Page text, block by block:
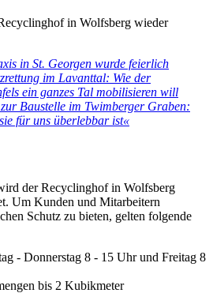
in Wolfsberg wieder
in St. Georgen wurde feierlich
im Lavanttal: Wie der
ein ganzes Tal mobilisieren will
Baustelle im Twimberger Graben:
für uns überlebbar ist«
der Recyclinghof in Wolfsberg
Um Kunden und Mitarbeitern
Schutz zu bieten, gelten folgende
- Donnerstag 8 - 15 Uhr und Freitag 8
bis 2 Kubikmeter